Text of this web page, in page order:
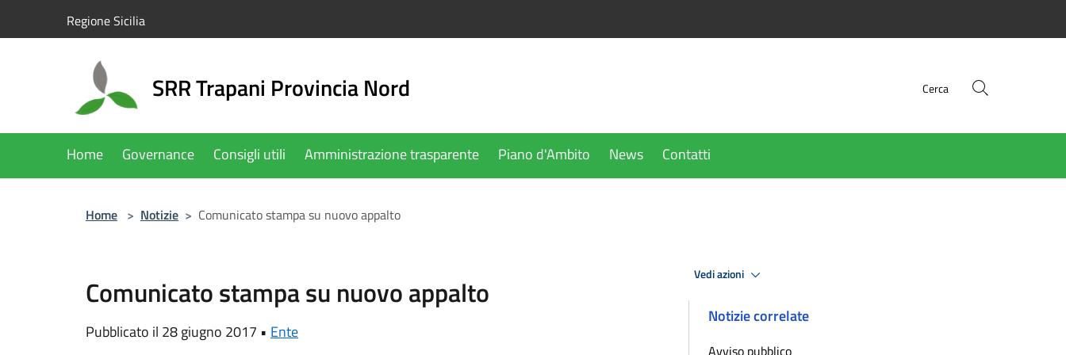
Regione Sicilia
SRR Trapani Provincia Nord Cerca
Home Governance Consigli utili Amministrazione trasparente Piano d'Ambito News Contatti
Home > Notizie > Comunicato stampa su nuovo appalto
Comunicato stampa su nuovo appalto
Pubblicato il 28 giugno 2017 • Ente
Vedi azioni
Notizie correlate
Avviso pubblico